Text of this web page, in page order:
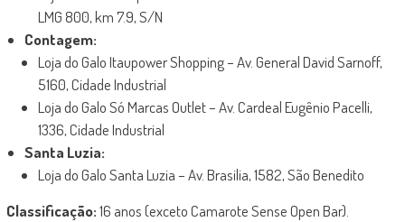
LMG 800, km 7.9, S/N
Contagem:
Loja do Galo Itaupower Shopping – Av. General David Sarnoff,
5160, Cidade Industrial
Loja do Galo Só Marcas Outlet – Av. Cardeal Eugênio Pacelli,
1336, Cidade Industrial
Santa Luzia:
Loja do Galo Santa Luzia – Av. Brasilia, 1582, São Benedito
Classificação:16 anos (exceto Camarote Sense Open Bar).